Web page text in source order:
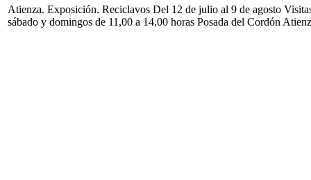
Atienza. Exposición. Reciclavos Del 12 de julio al 9 de agosto
sábado y domingos de 11,00 a 14,00 horas Posada del Cordón